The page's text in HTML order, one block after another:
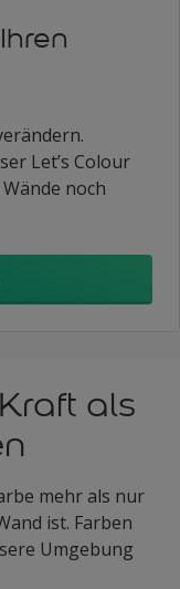
Let’s Colour
noch
als
mehr als nur
ist. Farben
Umgebung